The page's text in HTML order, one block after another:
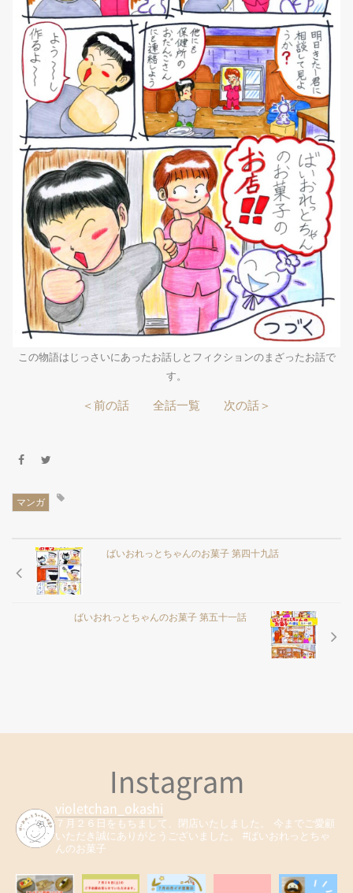
この物語はじっさいにあったお話しとフィクションのまざったお話で
す。
＜前の話 全話一覧 次の話＞
マンガ
ばいおれっとちゃんのお菓子 第四十九話
ばいおれっとちゃんのお菓子 第五十一話
Instagram
violetchan_okashi
７月２６日をもちまして、閉店いたしました。
今までご愛顧
いただき誠にありがとうございました。
#ばいおれっとちゃ
んのお菓子